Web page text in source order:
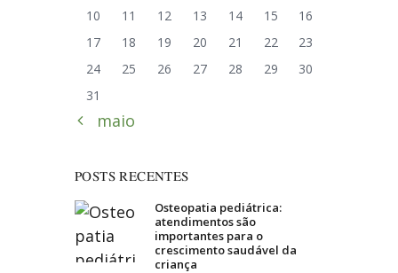
10
11 12 13 14 15
16
17
18 19 20 21 22
23
24
25 26 27 28 29
30
31
« maio
POSTS RECENTES
Osteopatia pediátrica:
atendimentos são
importantes para o
crescimento saudável da
criança